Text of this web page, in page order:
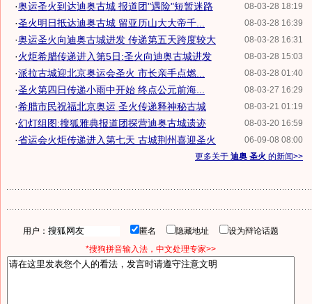
08-03-28 18:19
·奥运圣火到达迪奥古城 报道团"遇险"短暂迷路
08-03-28 16:39
·圣火明日抵达迪奥古城 留亚历山大大帝千...
08-03-28 16:31
·奥运圣火向迪奥古城进发 传递第五天跨度较大
08-03-28 15:03
·火炬希腊传递进入第5日:圣火向迪奥古城进发
08-03-28 01:40
·派拉古城迎北京奥运会圣火 市长亲手点燃...
08-03-27 16:29
·圣火第四日传递小雨中开始 终点公元前海...
08-03-21 01:19
·希腊市民祝福北京奥运 圣火传递释神秘古城
08-03-20 16:59
·幻灯组图:搜狐雅典报道团探营迪奥古城遗迹
06-09-08 08:00
·省运会火炬传递进入第七天 古城荆州喜迎圣火
更多关于 迪奥 圣火 的新闻>>
用户： 匿名 隐藏地址
设为辩论话题
*搜狗拼音输入法，中文处理专家>>